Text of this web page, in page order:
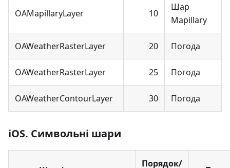
OAMapillaryLayer 10
Шар
Mapillary
OAWeatherRasterLayer 20 Погода
OAWeatherRasterLayer 25 Погода
OAWeatherContourLayer 30 Погода
iOS. Символьні шари
Порядок/